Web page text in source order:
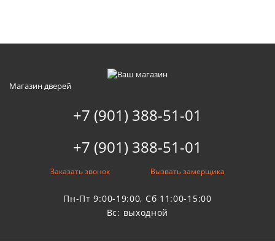
Магазин дверей
+7 (901) 388-51-01
+7 (901) 388-51-01
Заказать звонок Вызвать замерщика
Пн-Пт 9:00-19:00, Сб 11:00-15:00
Вс: выходной